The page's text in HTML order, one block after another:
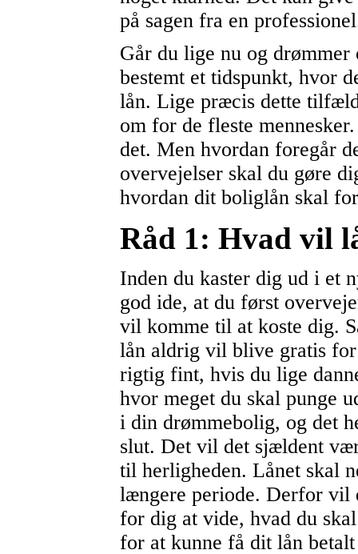
på sagen fra en
Går du lige nu og drømmer
bestemt et tidspunkt, hvor
lån. Lige præcis dette
om for de fleste
det. Men hvordan foregår
overvejelser skal du gøre
hvordan dit boliglån skal
Råd 1: Hvad vil
Inden du kaster dig ud i et
god ide, at du først
vil komme til at koste dig.
lån aldrig vil blive gratis
rigtig fint, hvis du lige
hvor meget du skal punge
i din drømmebolig, og det
slut. Det vil det sjældent
til herligheden. Lånet skal
længere periode. Derfor vil
for dig at vide, hvad du
for at kunne få dit lån